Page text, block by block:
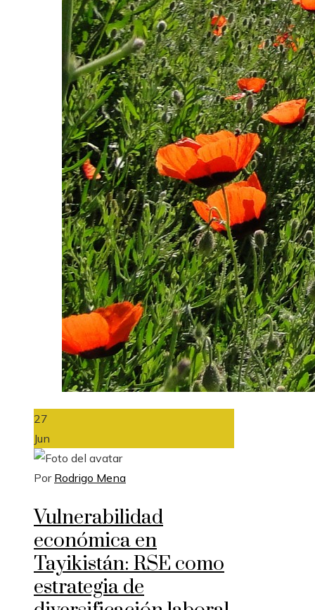
27
Jun
Por Rodrigo Mena
Vulnerabilidad
económica en
Tayikistán: RSE como
estrategia de